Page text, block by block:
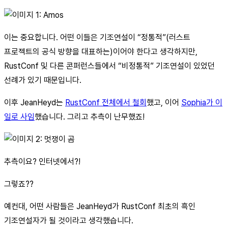
이는 중요합니다. 어떤 이들은 기조연설이 “정통적”(러스트
프로젝트의 공식 방향을 대표하는)이어야 한다고 생각하지만,
RustConf 및 다른 콘퍼런스들에서 “비정통적” 기조연설이 있었던
선례가 있기 때문입니다.
이후 JeanHeyd는 RustConf 전체에서 철회했고, 이어 Sophia가 이
일로 사임했습니다. 그리고 추측이 난무했죠!
추측이요? 인터넷에서?!
그렇죠??
예컨대, 어떤 사람들은 JeanHeyd가 RustConf 최초의 흑인
기조연설자가 될 것이라고 생각했습니다.